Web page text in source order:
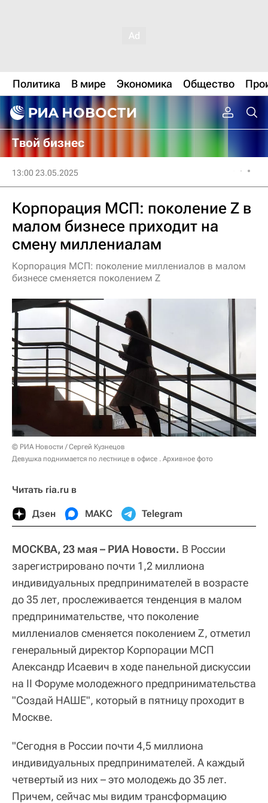
Политика В мире Экономика Общество
Твой бизнес
13:00 23.05.2025
Корпорация МСП: поколение Z в
малом бизнесе приходит на
смену миллениалам
Корпорация МСП: поколение миллениалов в малом
бизнесе сменяется поколением Z
© РИА Новости / Сергей Кузнецов
Девушка поднимается по лестнице в офисе . Архивное фото
Читать ria.ru в
Дзен МАКС Telegram
МОСКВА, 23 мая – РИА Новости. В России
зарегистрировано почти 1,2 миллиона
индивидуальных предпринимателей в возрасте
до 35 лет, прослеживается тенденция в малом
предпринимательстве, что поколение
миллениалов сменяется поколением Z, отметил
генеральный директор Корпорации МСП
Александр Исаевич в ходе панельной дискуссии
на II Форуме молодежного предпринимательства
"Создай НАШЕ", который в пятницу проходит в
Москве.
"Сегодня в России почти 4,5 миллиона
индивидуальных предпринимателей. А каждый
четвертый из них – это молодежь до 35 лет.
Причем, сейчас мы видим трансформацию